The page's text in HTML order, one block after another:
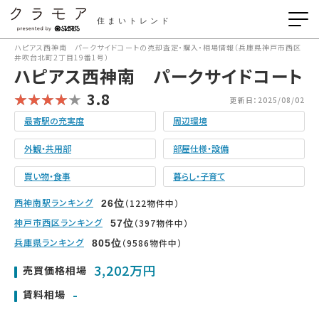
住まいトレンド
ハピアス西神南 パークサイドコートの売却査定・購入・相場情報（兵庫県神戸市西区
井吹台北町2丁目19番1号）
ハピアス西神南 パークサイドコート
3.8 更新日：2025/08/02
最寄駅の充実度 周辺環境
外観・共用部 部屋仕様・設備
買い物・食事 暮らし・子育て
西神南駅ランキング 26位（122物件中）
神戸市西区ランキング
57位（397物件中）
兵庫県ランキング
805位（9586物件中）
売買価格相場 3,202万円
賃料相場 -